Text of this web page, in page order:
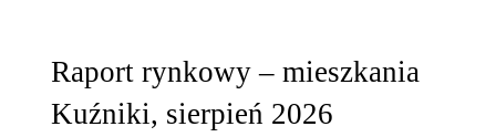
Raport rynkowy – mieszkania
Kuźniki, sierpień 2026